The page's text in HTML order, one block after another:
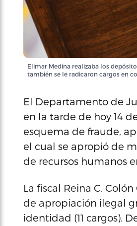
Elimar Medina realizaba los
también se le radicaron cargos en
El Departamento de
en la tarde de hoy 14
esquema de fraude,
el cual se apropió de
de recursos humanos
La fiscal Reina C.
de apropiación ilegal
identidad (11 cargos).